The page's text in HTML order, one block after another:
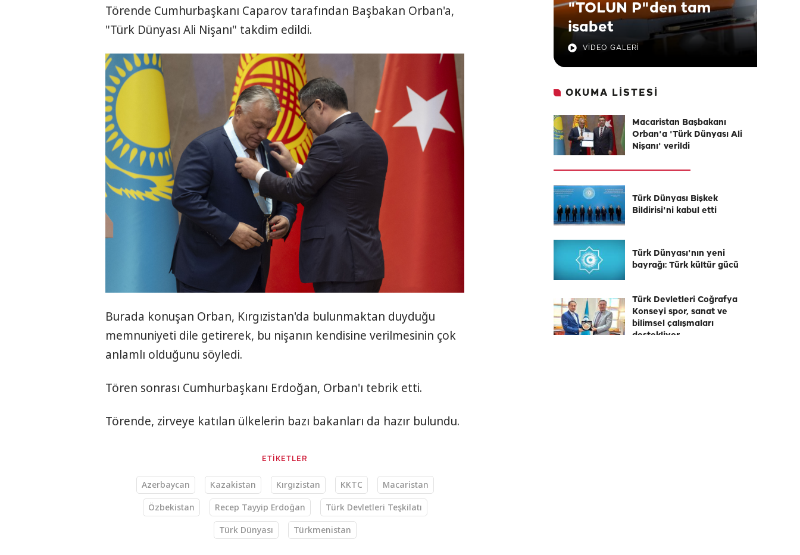
Törende Cumhurbaşkanı Caparov tarafından Başbakan Orban'a,
"Türk Dünyası Ali Nişanı" takdim edildi.
Burada konuşan Orban, Kırgızistan'da bulunmaktan duyduğu
memnuniyeti dile getirerek, bu nişanın kendisine verilmesinin çok
anlamlı olduğunu söyledi.
Tören sonrası Cumhurbaşkanı Erdoğan, Orban'ı tebrik etti.
Törende, zirveye katılan ülkelerin bazı bakanları da hazır bulundu.
ETİKETLER
Azerbaycan Kazakistan Kırgızistan KKTC
Macaristan
Özbekistan
Recep Tayyip Erdoğan
Türk Devletleri Teşkilatı
Türk Dünyası
Türkmenistan
"TOLUN P"den tam
isabet
VİDEO GALERİ
OKUMA LİSTESİ
Macaristan Başbakanı
Orban'a 'Türk Dünyası Ali
Nişanı' verildi
Türk Dünyası Bişkek
Bildirisi'ni kabul etti
Türk Dünyası'nın yeni
bayrağı: Türk kültür gücü
Türk Devletleri Coğrafya
Konseyi spor, sanat ve
bilimsel çalışmaları
destekliyor